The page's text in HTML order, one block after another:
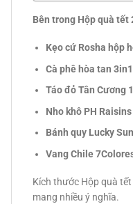
Bên trong Hộp quà tết
Kẹo cứ Rosha hộp
Cà phê hòa tan
Táo đỏ Tân Cương
Nho khô PH
Bánh quy Lucky
Vang Chile
Kích thước Hộp quà
mang nhiều ý nghĩa.